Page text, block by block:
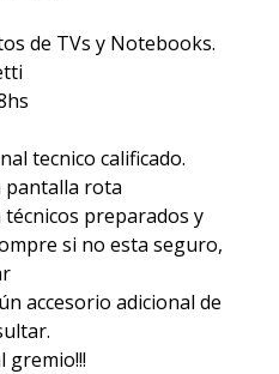
de TVs y Notebooks.
tecnico calificado.
pantalla rota
preparados y
si no esta seguro,
accesorio adicional de
gremio!!!